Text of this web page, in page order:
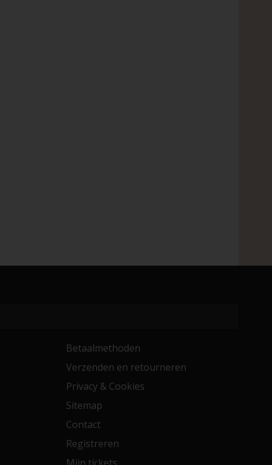
Betaalmethoden
Verzenden en retourneren
Privacy & Cookies
Sitemap
Contact
Registreren